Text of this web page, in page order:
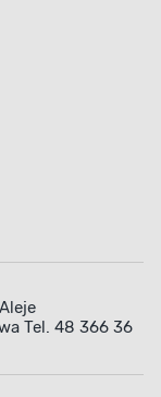
Tel. 48 366 36